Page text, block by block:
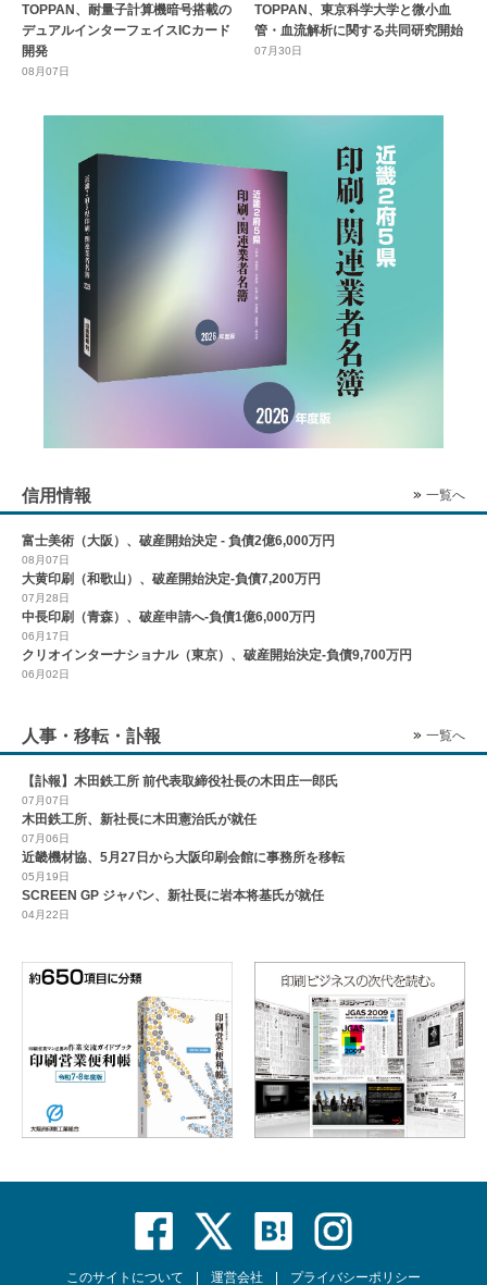
TOPPAN、耐量子計算機暗号搭載の
デュアルインターフェイスICカード
開発
08月07日
TOPPAN、東京科学大学と微小血
管・血流解析に関する共同研究開始
07月30日
信用情報 一覧へ
富士美術（大阪）、破産開始決定 - 負債2億6,000万円
08月07日
大黄印刷（和歌山）、破産開始決定-負債7,200万円
07月28日
中長印刷（青森）、破産申請へ-負債1億6,000万円
06月17日
クリオインターナショナル（東京）、破産開始決定-負債9,700万円
06月02日
人事・移転・訃報 一覧へ
【訃報】木田鉄工所 前代表取締役社長の木田庄一郎氏
07月07日
木田鉄工所、新社長に木田憲治氏が就任
07月06日
近畿機材協、5月27日から大阪印刷会館に事務所を移転
05月19日
SCREEN GP ジャパン、新社長に岩本将基氏が就任
04月22日
このサイトについて 運営会社 プライバシーポリシー